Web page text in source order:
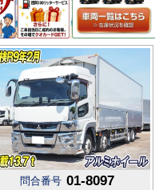
問合番号 01-8097